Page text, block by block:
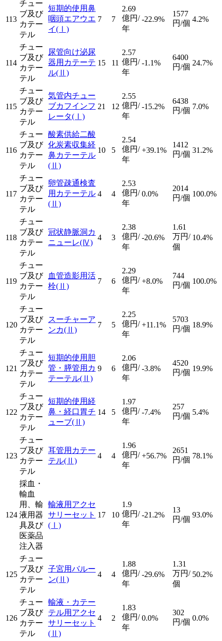
113
チュー
ブ及び
カテー
テル
短期的使用鼻
咽頭エアウエ
イ(Ⅰ)
7 7
2.69
億円/
年
-22.9%
1577
円/個 4.2%
114
チュー
ブ及び
カテー
テル
尿管向け泌尿
器用カテーテ
ル(Ⅱ)
15 11
2.57
億円/
年
-1.1%
6400
円/個 24.7%
115
チュー
ブ及び
カテー
テル
気管内チュー
ブカフインフ
レータ(Ⅰ)
21 12
2.55
億円/
年
-15.2%
6438
円/個 7.0%
116
チュー
ブ及び
カテー
テル
酸素供給二酸
化炭素収集経
鼻カテーテル
(Ⅱ)
10 5
2.54
億円/
年
+39.1%
1412
円/個 31.2%
117
チュー
ブ及び
カテー
テル
卵管疎通検査
用カテーテル
(Ⅱ)
4 4
2.53
億円/
年
0.0%
2014
円/個 100.0%
118
チュー
ブ及び
カテー
テル
冠状静脈洞カ
ニューレ(Ⅳ)
4 3
2.38
億円/
年
-20.6%
1.61
万円/
個
10.4%
119
チュー
ブ及び
カテー
テル
血管造影用活
栓(Ⅱ)
7 6
2.29
億円/
年
+8.0%
744
円/個 100.0%
120
チュー
ブ及び
カテー
テル
スーチャーア
ンカ(Ⅱ)
7 5
2.25
億円/
年
+11.1%
5703
円/個 18.9%
121
チュー
ブ及び
カテー
テル
短期的使用胆
管・膵管用カ
テーテル(Ⅱ)
9 6
2.06
億円/
年
-3.8%
4520
円/個 19.9%
122
チュー
ブ及び
カテー
テル
短期的使用経
鼻・経口胃チ
ューブ(Ⅱ)
14 5
1.97
億円/
年
-7.4%
257
円/個 5.4%
123
チュー
ブ及び
カテー
テル
耳管用カテー
テル(Ⅱ)
4 4
1.96
億円/
年
+56.7%
2651
円/個 78.1%
124
採血・
輸血
用、輸
液用器
具及び
医薬品
注入器
輸液用アクセ
サリーセット
(Ⅰ)
17 10
1.9
億円/
年
-21.2%
13
円/個
93.0%
125
チュー
ブ及び
カテー
テル
子宮用バルー
ン(Ⅱ)
4 4
1.88
億円/
年
-29.6%
1.31
万円/
個
50.2%
126
チュー
ブ及び
カテー
テル
輸液・カテー
テル用アクセ
サリーセット
(Ⅱ)
4 2
1.83
億円/
年
0.0%
302
円/個 0.0%